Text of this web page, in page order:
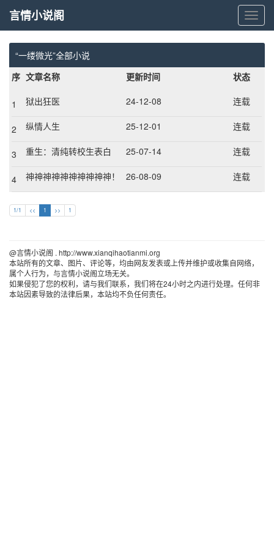
言
情
小
阁
言情小说阁
“一缕微光”全部小说
序 文章名称 更新时间 状态
1 狱出狂医 24-12-08 连载
2 纵情人生 25-12-01 连载
3
重生：清纯转校生表白
我，校花哭惨了
25-07-14 连载
4
神神神神神神神神神神！
神医下山！
26-08-09 连载
1/1 << 1 >> 1
@言情小说阁 . http://www.xianqihaotianmi.org
本站所有的文章、图片、评论等，均由网友发表或上传并维护或收集自网络，
属个人行为，与言情小说阁立场无关。
如果侵犯了您的权利，请与我们联系，我们将在24小时之内进行处理。任何非
本站因素导致的法律后果，本站均不负任何责任。